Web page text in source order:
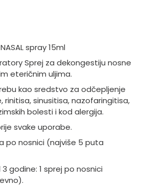
NASAL spray 15ml
Sprej za dekongestiju nosne
eteričnim uljima.
kao sredstvo za odčepljenje
rinitisa, sinusitisa, nazofaringitisa,
bolesti i kod alergija.
svake uporabe.
po nosnici (najviše 5 puta
godine: 1 sprej po nosnici